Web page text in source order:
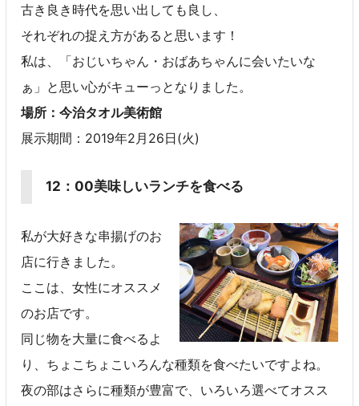
古き良き時代を思い出しても良し、
それぞれの捉え方があると思います！
私は、「おじいちゃん・おばあちゃんに会いたいな
ぁ」と思い心がキューっとなりました。
場所：今治タオル美術館
展示期間：2019年2月26日(火)
12：00美味しいランチを食べる
私が大好きな串揚げのお
店に行きました。
ここは、女性にオススメ
のお店です。
同じ物を大量に食べるよ
り、ちょこちょこいろんな種類を食べたいですよね。
夜の部はさらに種類が豊富で、いろいろ選べてオスス